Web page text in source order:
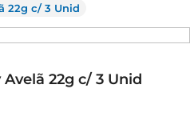
22g c/ 3 Unid
22g c/ 3 Unid